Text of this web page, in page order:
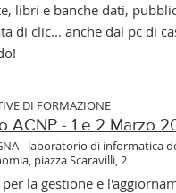
libri e banche dati,
di clic... anche dal pc di
DI FORMAZIONE
ACNP - 1 e 2 Marzo
- laboratorio di informatica
piazza Scaravilli, 2
per la gestione e